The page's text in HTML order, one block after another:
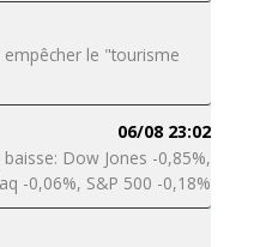
le "tourisme
06/08 23:02
Dow Jones -0,85%,
-0,06%, S&P 500 -0,18%